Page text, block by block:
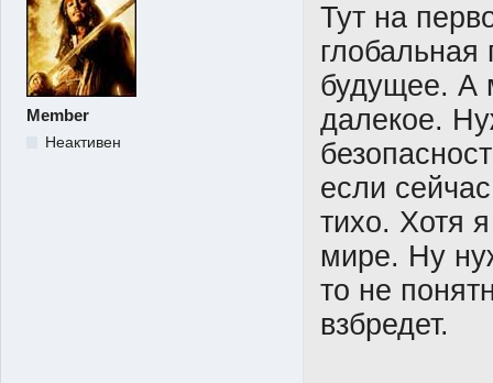
Member
Неактивен
Тут на
глобальная
будущее. А
далекое.
если
тихо. Хотя
мире. Ну
то не
взбредет.